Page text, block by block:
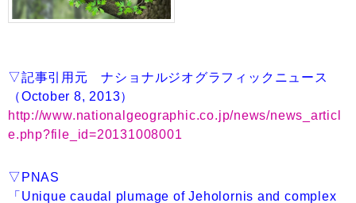
▽記事引用元 ナショナルジオグラフィックニュース
（October 8, 2013）
http://www.nationalgeographic.co.jp/news/news_articl
e.php?file_id=20131008001
▽PNAS
「Unique caudal plumage of Jeholornis and complex